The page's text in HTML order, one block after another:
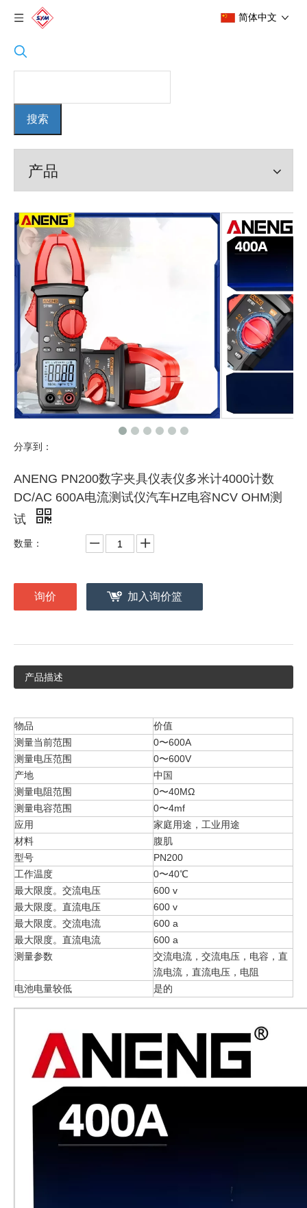
简体中文
搜索
产品
分享到：
ANENG PN200数字夹具仪表仪多米计4000计数
DC/AC 600A电流测试仪汽车HZ电容NCV OHM测
试
数量：
询价 加入询价篮
产品描述
物品
价值
测量当前范围
0〜600A
测量电压范围
0〜600V
产地
中国
测量电阻范围
0〜40MΩ
测量电容范围
0〜4mf
应用
家庭用途，工业用途
材料
腹肌
型号
PN200
工作温度
0〜40℃
最大限度。交流电压
600 v
最大限度。直流电压
600 v
最大限度。交流电流
600 a
最大限度。直流电流
600 a
测量参数
交流电流，交流电压，电容，直
流电流，直流电压，电阻
电池电量较低
是的